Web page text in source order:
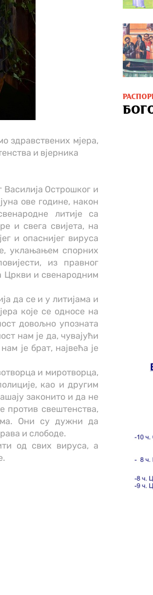
здравствених мјера,
и вјерника
Василија Острошког и
ове године, након
литије са
и свега свијета, на
и опаснијег вируса
уклањањем спорних
из правног
Цркви и свенародним
да се и у литијама и
које се односе на
довољно упозната
нам је да, чувајући
је брат, највећа је
и миротворца,
као и другим
законито и да не
против свештенства,
Они су дужни да
и слободе.
од свих вируса, а